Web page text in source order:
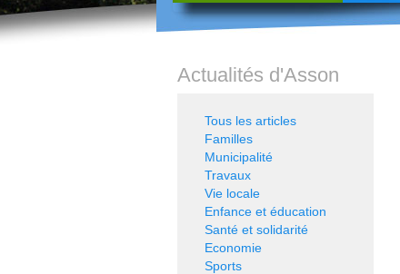
Actualités d'Asson
Tous les articles
Familles
Municipalité
Travaux
Vie locale
Enfance et éducation
Santé et solidarité
Economie
Sports